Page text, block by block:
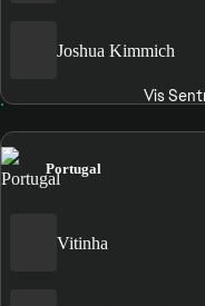
Joshua Kimmich
Vis
Portugal
Vitinha